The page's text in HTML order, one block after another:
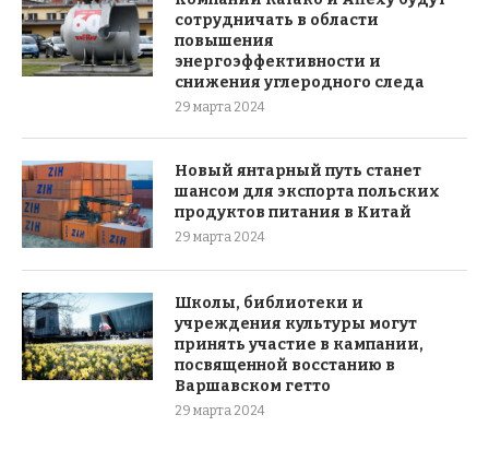
сотрудничать в области
повышения
энергоэффективности и
снижения углеродного следа
29 марта 2024
Новый янтарный путь станет
шансом для экспорта польских
продуктов питания в Китай
29 марта 2024
Школы, библиотеки и
учреждения культуры могут
принять участие в кампании,
посвященной восстанию в
Варшавском гетто
29 марта 2024